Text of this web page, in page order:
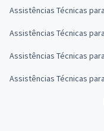
Assistências Técnicas
Assistências Técnicas
Assistências Técnicas
Assistências Técnicas